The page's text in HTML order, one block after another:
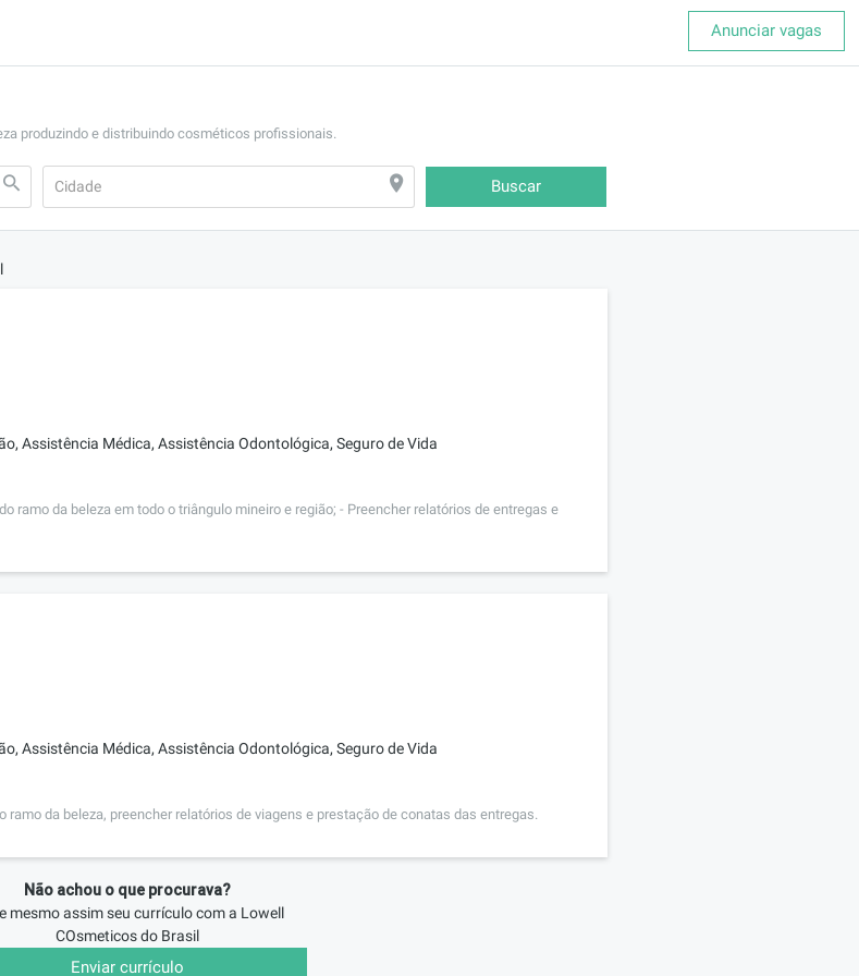
Anunciar vagas
produzindo e distribuindo cosméticos profissionais.
Buscar
Assistência Médica, Assistência Odontológica, Seguro de Vida
ramo da beleza em todo o triângulo mineiro e região; - Preencher relatórios de entregas e
Assistência Médica, Assistência Odontológica, Seguro de Vida
da beleza, preencher relatórios de viagens e prestação de conatas das entregas.
Não achou o que procurava?
mesmo assim seu currículo com a Lowell
COsmeticos do Brasil
Enviar currículo